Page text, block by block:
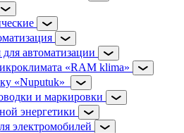
автоматизации
«RAM klima»
«Nuputuk»
и маркировки
энергетики
электромобилей